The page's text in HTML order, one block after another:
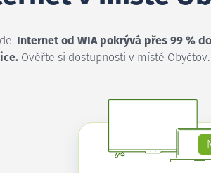
Internet od WIA pokrývá přes 99 %
Ověřte si dostupnosti v místě Obyčtov.